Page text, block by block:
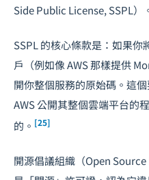
Side Public License, SSPL）
SSPL 的核心條款是：如果你
戶（例如像 AWS 那樣提供
開你整個服務的原始碼。這
AWS 公開其整個雲端平台的
的。 [25]
開源倡議組織（Open